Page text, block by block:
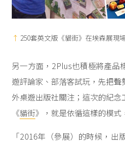
250套英文版《貓街》在埃森展現
另一方面，2Plus也積極將產品
遊評論家、部落客試玩，先把
外桌遊出版社關注；這次的紀
《貓街》，就是依循這樣的模式
「2016年（參展）的時候，出